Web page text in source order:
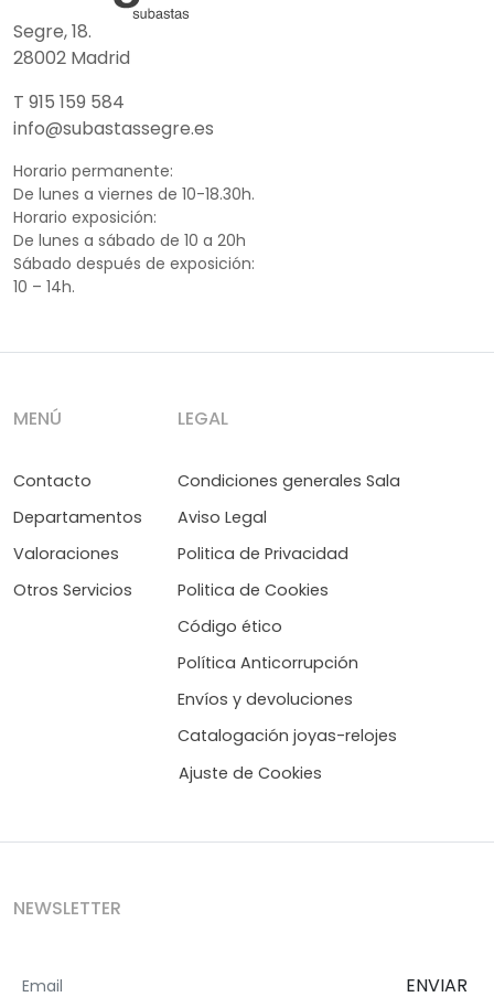
Segre, 18.
28002 Madrid
T 915 159 584
info@subastassegre.es
Horario permanente:
De lunes a viernes de 10-18.30h.
Horario exposición:
De lunes a sábado de 10 a 20h
Sábado después de exposición:
10 – 14h.
MENÚ
Contacto
Departamentos
Valoraciones
Otros Servicios
LEGAL
Condiciones generales Sala
Aviso Legal
Politica de Privacidad
Politica de Cookies
Código ético
Política Anticorrupción
Envíos y devoluciones
Catalogación joyas-relojes
Ajuste de Cookies
NEWSLETTER
ENVIAR